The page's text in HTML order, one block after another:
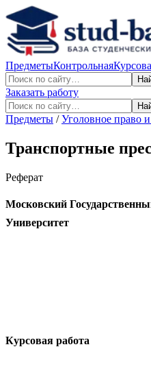
ПредметыКонтрольная
Заказать работу
Предметы /Уголовное право
Транспортные
Реферат
Московский
Университет
Курсовая работа